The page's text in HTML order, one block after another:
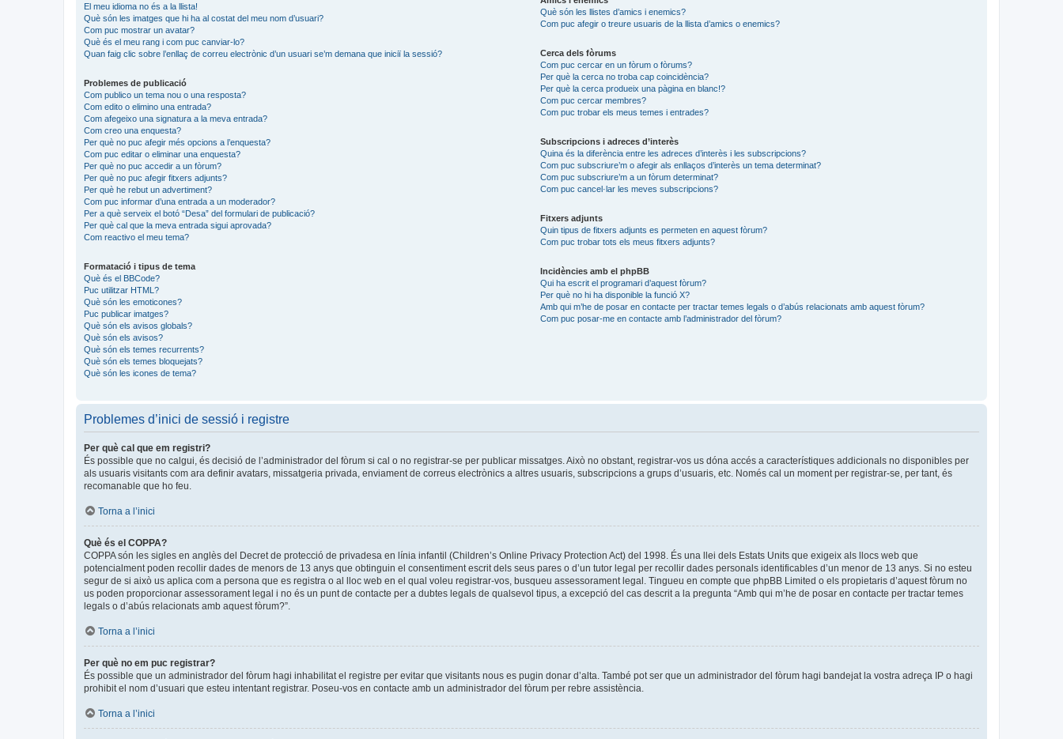
El meu idioma no és a la llista!
Què són les imatges que hi ha al costat del meu nom d’usuari?
Com puc mostrar un avatar?
Què és el meu rang i com puc canviar-lo?
Quan faig clic sobre l’enllaç de correu electrònic d’un usuari se’m demana que iniciï la sessió?
Problemes de publicació
Com publico un tema nou o una resposta?
Com edito o elimino una entrada?
Com afegeixo una signatura a la meva entrada?
Com creo una enquesta?
Per què no puc afegir més opcions a l’enquesta?
Com puc editar o eliminar una enquesta?
Per què no puc accedir a un fòrum?
Per què no puc afegir fitxers adjunts?
Per què he rebut un advertiment?
Com puc informar d’una entrada a un moderador?
Per a què serveix el botó “Desa” del formulari de publicació?
Per què cal que la meva entrada sigui aprovada?
Com reactivo el meu tema?
Formatació i tipus de tema
Què és el BBCode?
Puc utilitzar HTML?
Què són les emoticones?
Puc publicar imatges?
Què són els avisos globals?
Què són els avisos?
Què són els temes recurrents?
Què són els temes bloquejats?
Què són les icones de tema?
Què són les llistes d’amics i enemics?
Com puc afegir o treure usuaris de la llista d’amics o enemics?
Cerca dels fòrums
Com puc cercar en un fòrum o fòrums?
Per què la cerca no troba cap coincidència?
Per què la cerca produeix una pàgina en blanc!?
Com puc cercar membres?
Com puc trobar els meus temes i entrades?
Subscripcions i adreces d’interès
Quina és la diferència entre les adreces d’interès i les subscripcions?
Com puc subscriure’m o afegir als enllaços d’interès un tema determinat?
Com puc subscriure’m a un fòrum determinat?
Com puc cancel·lar les meves subscripcions?
Fitxers adjunts
Quin tipus de fitxers adjunts es permeten en aquest fòrum?
Com puc trobar tots els meus fitxers adjunts?
Incidències amb el phpBB
Qui ha escrit el programari d’aquest fòrum?
Per què no hi ha disponible la funció X?
Amb qui m’he de posar en contacte per tractar temes legals o d’abús relacionats amb aquest fòrum?
Com puc posar-me en contacte amb l’administrador del fòrum?
Problemes d’inici de sessió i registre
Per què cal que em registri?
És possible que no calgui, és decisió de l’administrador del fòrum si cal o no registrar-se per publicar missatges. Això no obstant, registrar-vos us dóna accés a característiques addicionals no disponibles per
als usuaris visitants com ara definir avatars, missatgeria privada, enviament de correus electrònics a altres usuaris, subscripcions a grups d’usuaris, etc. Només cal un moment per registrar-se, per tant, és
recomanable que ho feu.
Torna a l’inici
Què és el COPPA?
COPPA són les sigles en anglès del Decret de protecció de privadesa en línia infantil (Children’s Online Privacy Protection Act) del 1998. És una llei dels Estats Units que exigeix als llocs web que
potencialment poden recollir dades de menors de 13 anys que obtinguin el consentiment escrit dels seus pares o d’un tutor legal per recollir dades personals identificables d’un menor de 13 anys. Si no esteu
segur de si això us aplica com a persona que es registra o al lloc web en el qual voleu registrar-vos, busqueu assessorament legal. Tingueu en compte que phpBB Limited o els propietaris d’aquest fòrum no
us poden proporcionar assessorament legal i no és un punt de contacte per a dubtes legals de qualsevol tipus, a excepció del cas descrit a la pregunta “Amb qui m’he de posar en contacte per tractar temes
legals o d’abús relacionats amb aquest fòrum?”.
Torna a l’inici
Per què no em puc registrar?
És possible que un administrador del fòrum hagi inhabilitat el registre per evitar que visitants nous es pugin donar d’alta. També pot ser que un administrador del fòrum hagi bandejat la vostra adreça IP o hagi
prohibit el nom d’usuari que esteu intentant registrar. Poseu-vos en contacte amb un administrador del fòrum per rebre assistència.
Torna a l’inici